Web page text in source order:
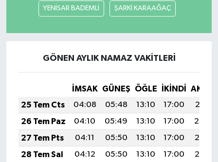
YENİSAR BADEMLİ ŞARKİ KARAAĞAÇ
GÖNEN AYLIK NAMAZ VAKITLERI
İMSAK GÜNEŞ ÖĞLE İKINDI
25 Tem Cts
04:08 05:48 13:10 17:00
20:21
26 Tem Paz
04:10 05:49 13:10 17:00
20:20
27 Tem Pts
04:11 05:50 13:10 17:00
20:19
28 Tem Sal
04:12 05:50 13:10 17:00
20:19